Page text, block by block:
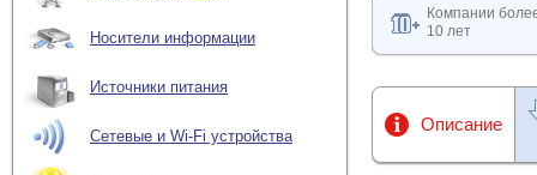
Носители информации
Источники питания
Сетевые и Wi-Fi устройства
Компании
10 лет
Описание